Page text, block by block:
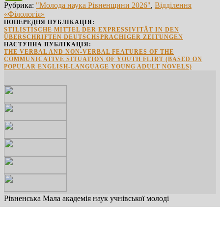
PrintFriendly
Рубрика: "Молода наука Рівненщини 2026", Відділення
«Філологія»
ПОПЕРЕДНЯ ПУБЛІКАЦІЯ:
STILISTISCHE MITTEL DER EXPRESSIVITÄT IN DEN
ÜBERSCHRIFTEN DEUTSCHSPRACHIGER ZEITUNGEN
НАСТУПНА ПУБЛІКАЦІЯ:
THE VERBAL AND NON-VERBAL FEATURES OF THE
COMMUNICATIVE SITUATION OF YOUTH FLIRT (BASED ON
POPULAR ENGLISH-LANGUAGE YOUNG ADULT NOVELS)
Рівненська Мала академія наук учнівської молоді